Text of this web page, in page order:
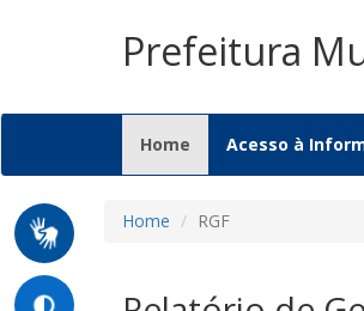
Prefeitura
Home (current)
Acesso à
Home RGF